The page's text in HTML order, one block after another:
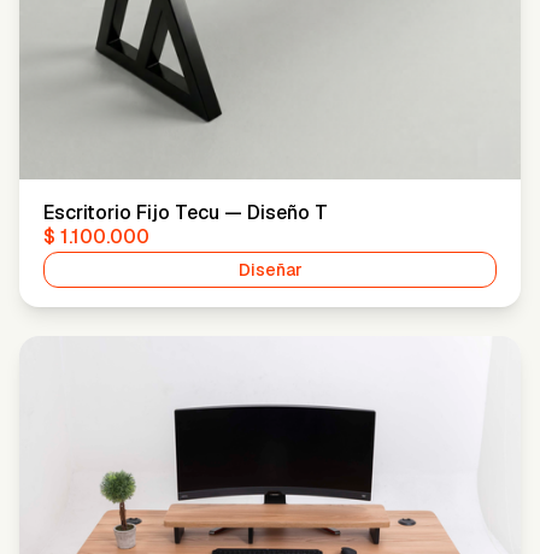
Escritorio Fijo Tecu — Diseño T
$ 1.100.000
Diseñar